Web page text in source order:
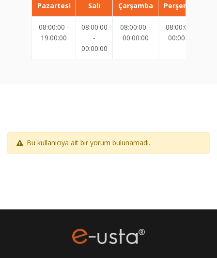
Pazartesi Salı Çarşamba Perşembe
08:00:00 -
19:00:00
08:00:00
-
00:00:00
08:00:00 -
00:00:00
08:00:00 -
00:00:00
Bu kullanıcıya ait bir yorum bulunamadı.